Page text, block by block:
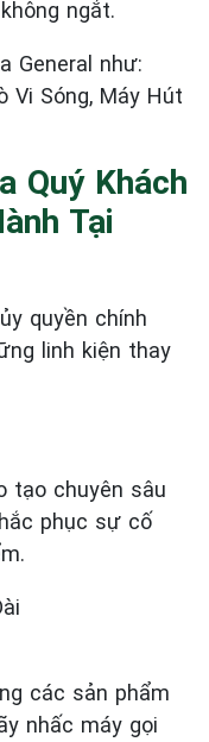
ngắt.
General như:
Vi Sóng, Máy Hút
Quý Khách
Tại
quyền chính
linh kiện thay
tạo chuyên sâu
phục sự cố
các sản phẩm
nhấc máy gọi